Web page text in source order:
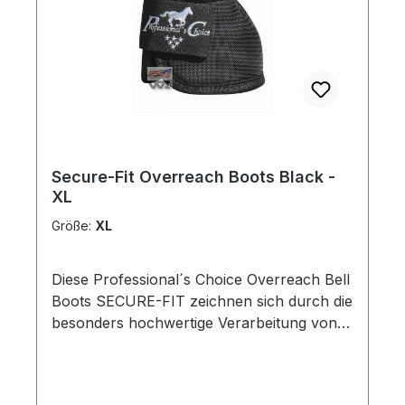
Secure-Fit Overreach Boots Black -
XL
Größe: XL
Diese Professional´s Choice Overreach Bell
Boots SECURE-FIT zeichnen sich durch die
besonders hochwertige Verarbeitung von